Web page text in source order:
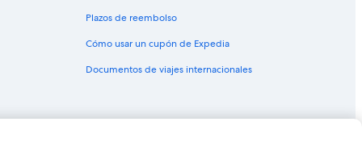
Plazos de reembolso
Cómo usar un cupón de Expedia
Documentos de viajes internacionales